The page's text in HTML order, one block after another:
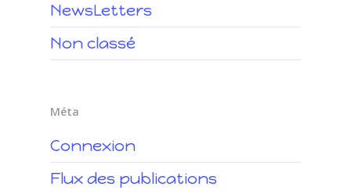
NewsLetters
Non classé
Méta
Connexion
Flux des publications